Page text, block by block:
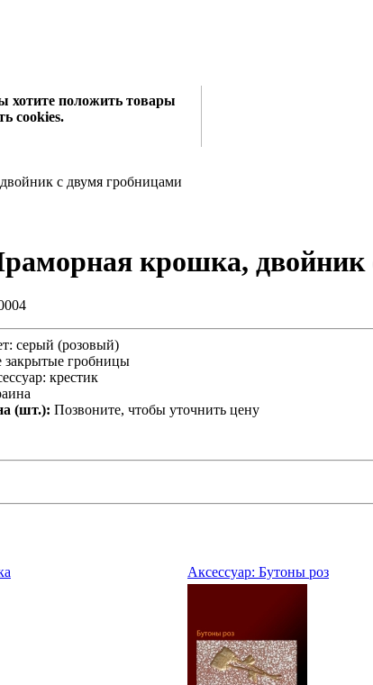
хотите положить товары
cookies.
с двумя гробницами
крошка, двойник
серый (розовый)
закрытые гробницы
крестик
(шт.): Позвоните, чтобы уточнить цену
Аксессуар: Бутоны роз